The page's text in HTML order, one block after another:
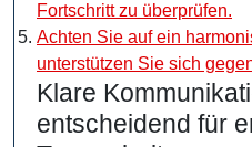
Fortschritt zu überprüfen.
Achten Sie auf ein
unterstützen Sie sich
Klare
entscheidend für